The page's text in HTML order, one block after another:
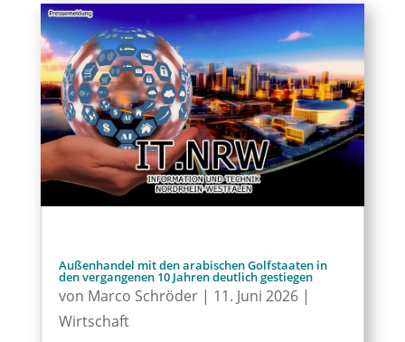
Außenhandel mit den arabischen Golfstaaten in
den vergangenen 10 Jahren deutlich gestiegen
von Marco Schröder| 11. Juni 2026|
Wirtschaft